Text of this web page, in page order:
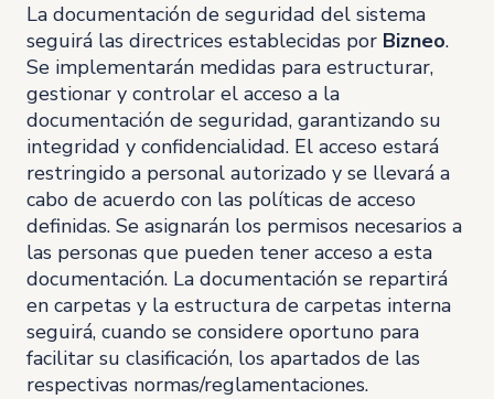
La documentación de seguridad del sistema
seguirá las directrices establecidas por Bizneo.
Se implementarán medidas para estructurar,
gestionar y controlar el acceso a la
documentación de seguridad, garantizando su
integridad y confidencialidad. El acceso estará
restringido a personal autorizado y se llevará a
cabo de acuerdo con las políticas de acceso
definidas. Se asignarán los permisos necesarios a
las personas que pueden tener acceso a esta
documentación. La documentación se repartirá
en carpetas y la estructura de carpetas interna
seguirá, cuando se considere oportuno para
facilitar su clasificación, los apartados de las
respectivas normas/reglamentaciones.